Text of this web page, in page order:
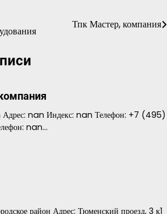
Тпк Мастер, компания
Адрес: nan Индекс: nan Телефон: +7 (495)
nan…
район Адрес: Тюменский проезд, 3 к1